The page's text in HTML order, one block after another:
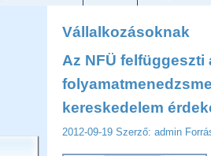
Vállalkozásoknak
Az NFÜ felfüggeszti
kereskedelem
2012-09-19 Szerző: admin